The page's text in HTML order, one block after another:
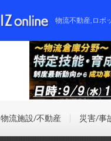
物流不動産,ロボ
物流施設/不動産 災害/事